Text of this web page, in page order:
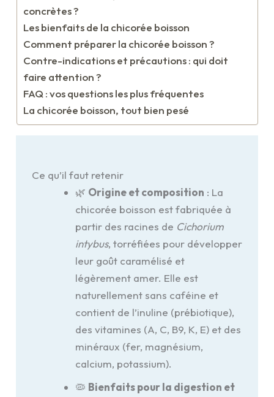
concrètes ?
Les bienfaits de la chicorée boisson
Comment préparer la chicorée boisson ?
Contre-indications et précautions : qui doit
faire attention ?
FAQ : vos questions les plus fréquentes
La chicorée boisson, tout bien pesé
Ce qu’il faut retenir
🌿 Origine et composition : La
chicorée boisson est fabriquée à
partir des racines de Cichorium
intybus, torréfiées pour développer
leur goût caramélisé et
légèrement amer. Elle est
naturellement sans caféine et
contient de l’inuline (prébiotique),
des vitamines (A, C, B9, K, E) et des
minéraux (fer, magnésium,
calcium, potassium).
🦠 Bienfaits pour la digestion et